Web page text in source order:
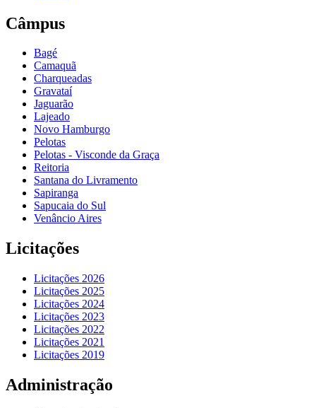
Câmpus
Bagé
Camaquã
Charqueadas
Gravataí
Jaguarão
Lajeado
Novo Hamburgo
Pelotas
Pelotas - Visconde da Graça
Reitoria
Santana do Livramento
Sapiranga
Sapucaia do Sul
Venâncio Aires
Licitações
Licitações 2026
Licitações 2025
Licitações 2024
Licitações 2023
Licitações 2022
Licitações 2021
Licitações 2019
Administração